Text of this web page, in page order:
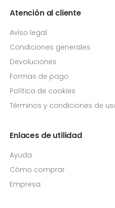
Atención al cliente
Aviso legal
Condiciones generales
Devoluciones
Formas de pago
Política de cookies
Términos y condiciones de
Enlaces de utilidad
Ayuda
Cómo comprar
Empresa